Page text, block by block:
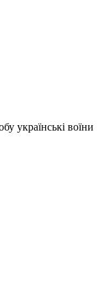
українські воїни